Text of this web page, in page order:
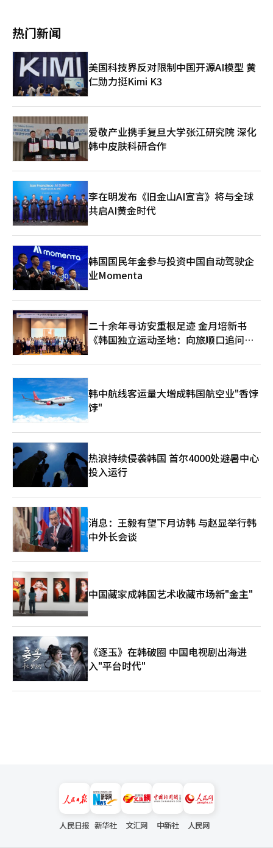
力度。 HD现代相关人士表示：“在外部环境不确定性持续的情况
下，采取这一措施是为了支持合作伙伴的稳定业务运营。”他还表
示：“合作伙伴是命运共同体，未来将持续推进共同成长的共生方
案。” 此外，HD现代在前一天的公告中透露，今年第一季度的合
并销售额为19兆6019亿韩元，营业利润为2兆8348亿韩元。销售
额较去年同期增长14.7%，营业利润增长120.4%，表现良好。※
本报道经人工智能（AI）系统翻译与编辑。
热门新闻
美国科技界反对限制中国开源AI模型 黄
仁勋力挺Kimi K3
爱敬产业携手复旦大学张江研究院 深化
韩中皮肤科研合作
李在明发布《旧金山AI宣言》将与全球
共启AI黄金时代
韩国国民年金参与投资中国自动驾驶企
业Momenta
二十余年寻访安重根足迹 金月培新书
《韩国独立运动圣地：向旅顺口追问历
韩中航线客运量大增成韩国航空业"香饽
饽"
热浪持续侵袭韩国 首尔4000处避暑中心
投入运行
消息：王毅有望下月访韩 与赵显举行韩
中外长会谈
中国藏家成韩国艺术收藏市场新"金主"
《逐玉》在韩破圈 中国电视剧出海进
入"平台时代"
人民日报 新华社 文汇网 中新社 人民网